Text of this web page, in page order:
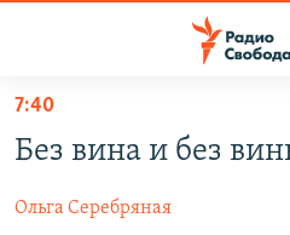
упрощенного
доступа
АВТОРСКИЕ ПРОЕКТЫ
7:40
Без вина и без
Ольга Серебряная